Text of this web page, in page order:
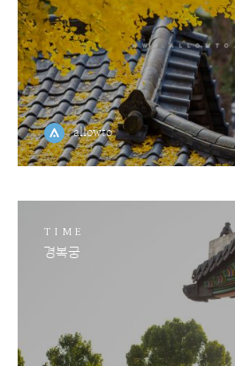
allowto
TIME
경복궁